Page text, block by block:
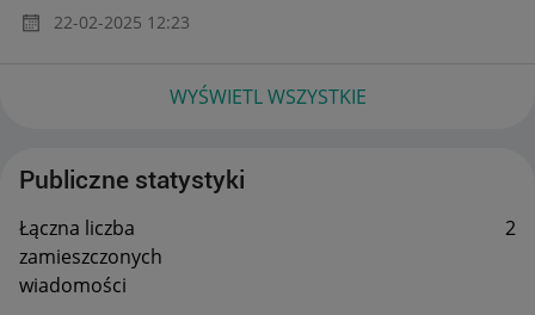
‎22-02-2025 12:23
WYŚWIETL WSZYSTKIE
Publiczne statystyki
Łączna liczba
zamieszczonych
wiadomości
2